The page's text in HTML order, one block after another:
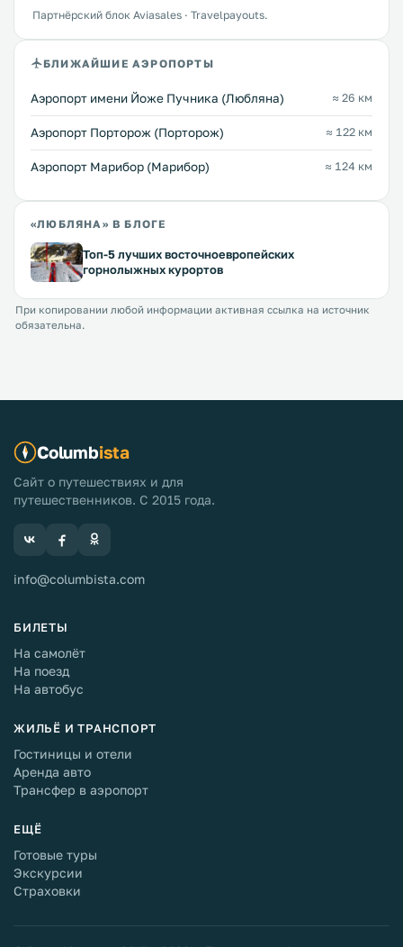
Партнёрский блок Aviasales · Travelpayouts.
БЛИЖАЙШИЕ АЭРОПОРТЫ
Аэропорт имени Йоже Пучника (Любляна) ≈ 26 км
Аэропорт Порторож (Порторож) ≈ 122 км
Аэропорт Марибор (Марибор) ≈ 124 км
«ЛЮБЛЯНА» В БЛОГЕ
Топ-5 лучших восточноевропейских
горнолыжных курортов
При копировании любой информации активная ссылка на источник
обязательна.
Columbista
Сайт о путешествиях и для
путешественников. С 2015 года.
info@columbista.com
БИЛЕТЫ
На самолёт
На поезд
На автобус
ЖИЛЬЁ И ТРАНСПОРТ
Гостиницы и отели
Аренда авто
Трансфер в аэропорт
ЕЩЁ
Готовые туры
Экскурсии
Страховки